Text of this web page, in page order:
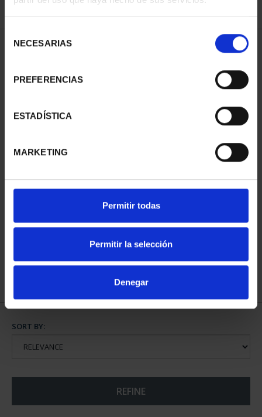
NECESARIAS
PREFERENCIAS
ESTADÍSTICA
MARKETING
Permitir todas
Permitir la selección
Denegar
1 Products found
SPANISH CAPITALS -
€3,796.00
SORT BY:
REFINE